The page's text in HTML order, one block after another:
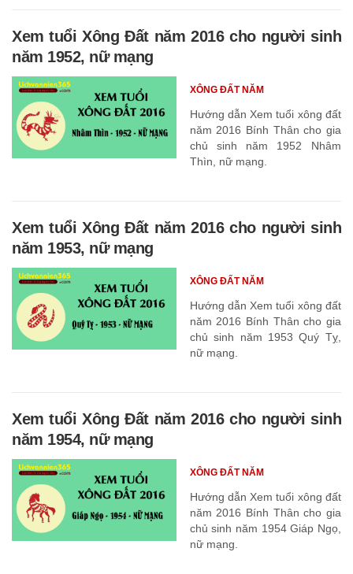
Xem tuổi Xông Đất năm 2016 cho người sinh
năm 1952, nữ mạng
Hướng dẫn Xem tuổi xông đất
năm 2016 Bính Thân cho gia
chủ sinh năm 1952 Nhâm
Thìn, nữ mạng.
XÔNG ĐẤT NĂM
Xem tuổi Xông Đất năm 2016 cho người sinh
năm 1953, nữ mạng
Hướng dẫn Xem tuổi xông đất
năm 2016 Bính Thân cho gia
chủ sinh năm 1953 Quý Tỵ,
nữ mạng.
XÔNG ĐẤT NĂM
Xem tuổi Xông Đất năm 2016 cho người sinh
năm 1954, nữ mạng
Hướng dẫn Xem tuổi xông đất
năm 2016 Bính Thân cho gia
chủ sinh năm 1954 Giáp Ngọ,
nữ mạng.
XÔNG ĐẤT NĂM